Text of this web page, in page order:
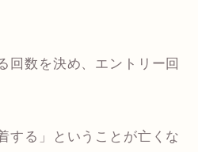
回数を決め、エントリー回
する」ということが亡くな